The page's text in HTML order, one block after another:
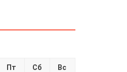
Пт Сб Вс